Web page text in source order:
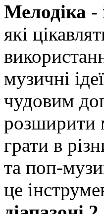
Мелодіка -
які
музичні
чудовим
розширити
грати в
та поп-
це